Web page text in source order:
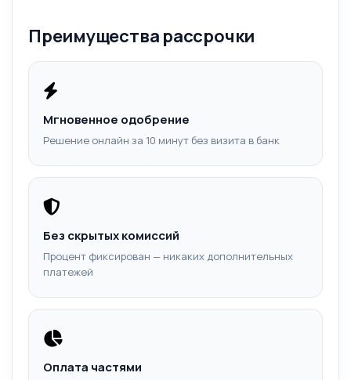
Преимущества рассрочки
Мгновенное одобрение
Решение онлайн за 10 минут без визита в банк
Без скрытых комиссий
Процент фиксирован — никаких дополнительных
платежей
Оплата частями